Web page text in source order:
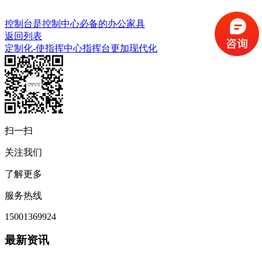
控制台是控制中心必备的办公家具
返回列表
定制化-使指挥中心指挥台更加现代化
扫一扫
关注我们
了解更多
服务热线
15001369924
最新资讯